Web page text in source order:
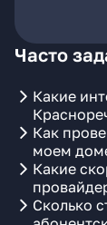
Часто
Какие
Как
моем
Какие
Сколько